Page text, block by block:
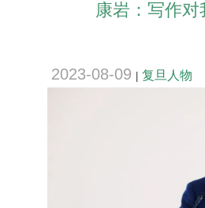
康岩：写作
2023-08-09 复旦人物